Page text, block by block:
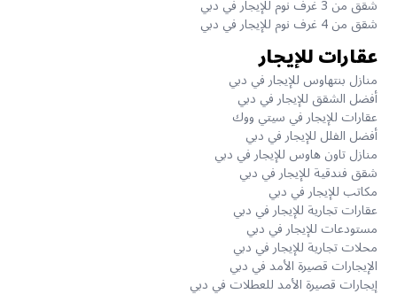
شقق من 3 غرف نوم للإيجار في دبي
شقق من 4 غرف نوم للإيجار في دبي
عقارات للإيجار
منازل بنتهاوس للإيجار في دبي
أفضل الشقق للإيجار في دبي
عقارات للإيجار في سيتي ووك
أفضل الفلل للإيجار في دبي
منازل تاون هاوس للإيجار في دبي
شقق فندقية للإيجار في دبي
مكاتب للإيجار في دبي
عقارات تجارية للإيجار في دبي
مستودعات للإيجار في دبي
محلات تجارية للإيجار في دبي
الإيجارات قصيرة الأمد في دبي
إيجارات قصيرة الأمد للعطلات في دبي